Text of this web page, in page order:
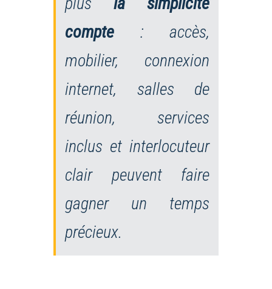
compte: accès,
mobilier, connexion
internet, salles de
réunion, services
inclus et interlocuteur
clair peuvent faire
gagner un temps
précieux.